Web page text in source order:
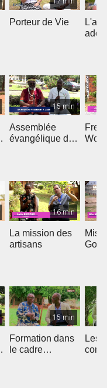
Porteur de Vie
ados
15 min
Assemblée
évangélique de
Free
16 min
La mission des
artisans
15 min
Formation dans
le cadre
Les